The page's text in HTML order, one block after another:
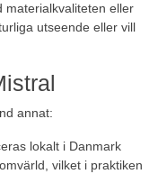
materialkvaliteten eller
utseende eller vill
annat:
lokalt i Danmark
vilket i praktiken